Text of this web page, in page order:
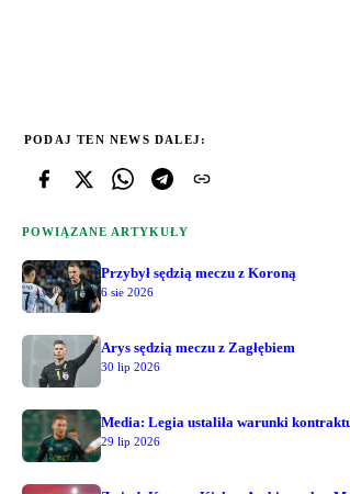
PODAJ TEN NEWS DALEJ:
POWIĄZANE ARTYKUŁY
Przybył sędzią meczu z Koroną
6 sie 2026
Arys sędzią meczu z Zagłębiem
30 lip 2026
Media: Legia ustaliła warunki
29 lip 2026